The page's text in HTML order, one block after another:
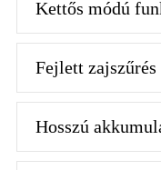
Kettős módú
Fejlett zajszűrés
Hosszú